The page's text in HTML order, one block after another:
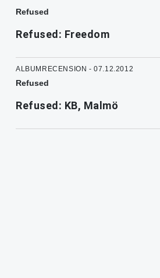
Refused
Refused: Freedom
ALBUMRECENSION - 07.12.2012
Refused
Refused: KB, Malmö